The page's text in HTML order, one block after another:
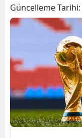
Güncelleme Tarihi: